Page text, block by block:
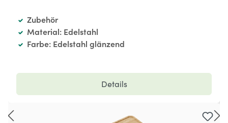
Zubehör
Material: Edelstahl
Farbe: Edelstahl glänzend
Details